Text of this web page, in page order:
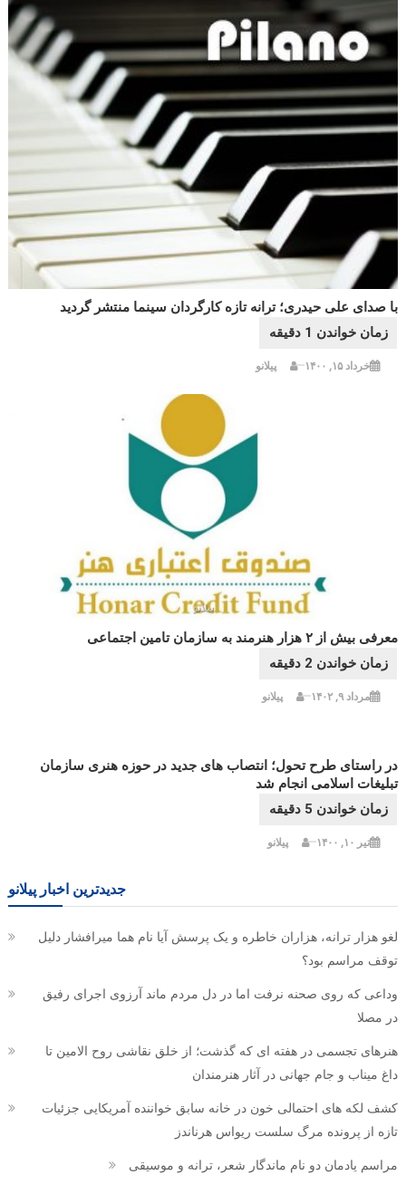
با صدای علی حیدری؛ ترانه تازه کارگردان سینما منتشر گردید
خرداد ۱۵, ۱۴۰۰ پیلانو
معرفی بیش از ۲ هزار هنرمند به سازمان تامین اجتماعی
مرداد ۹, ۱۴۰۲ پیلانو
در راستای طرح تحول؛ انتصاب های جدید در حوزه هنری سازمان
تبلیغات اسلامی انجام شد
تیر ۱۰, ۱۴۰۰ پیلانو
جدیدترین اخبار پیلانو
لغو هزار ترانه، هزاران خاطره و یک پرسش آیا نام هما میرافشار دلیل
توقف مراسم بود؟
وداعی که روی صحنه نرفت اما در دل مردم ماند آرزوی اجرای رفیق
در مصلا
هنرهای تجسمی در هفته ای که گذشت؛ از خلق نقاشی روح الامین تا
داغ میناب و جام جهانی در آثار هنرمندان
کشف لکه های احتمالی خون در خانه سابق خواننده آمریکایی جزئیات
تازه از پرونده مرگ سلست ریواس هرناندز
مراسم یادمان دو نام ماندگار شعر، ترانه و موسیقی